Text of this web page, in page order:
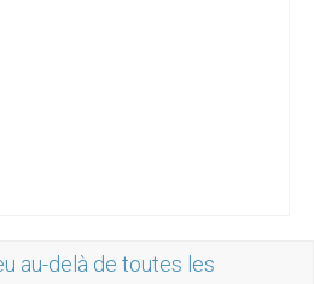
au-delà de toutes les